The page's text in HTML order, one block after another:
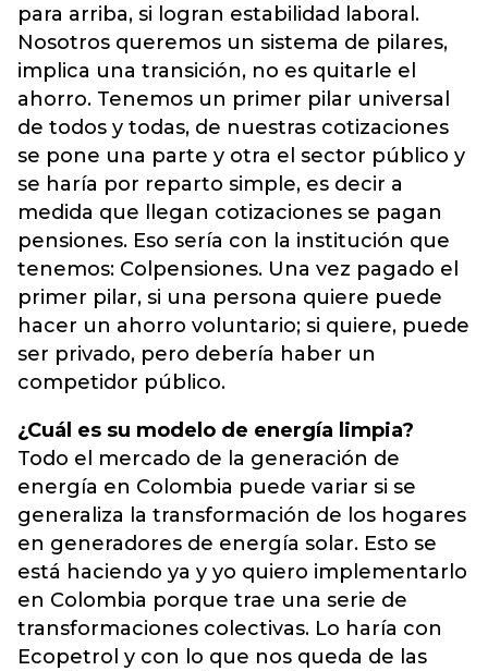
para arriba, si logran estabilidad laboral.
Nosotros queremos un sistema de pilares,
implica una transición, no es quitarle el
ahorro. Tenemos un primer pilar universal
de todos y todas, de nuestras cotizaciones
se pone una parte y otra el sector público y
se haría por reparto simple, es decir a
medida que llegan cotizaciones se pagan
pensiones. Eso sería con la institución que
tenemos: Colpensiones. Una vez pagado el
primer pilar, si una persona quiere puede
hacer un ahorro voluntario; si quiere, puede
ser privado, pero debería haber un
competidor público.
¿Cuál es su modelo de energía limpia?
Todo el mercado de la generación de
energía en Colombia puede variar si se
generaliza la transformación de los hogares
en generadores de energía solar. Esto se
está haciendo ya y yo quiero implementarlo
en Colombia porque trae una serie de
transformaciones colectivas. Lo haría con
Ecopetrol y con lo que nos queda de las